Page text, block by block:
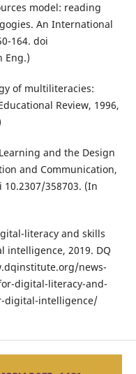
model: reading
An International
164. doi
Eng.)
of multiliteracies:
Review, 1996,
and the Design
and Communication,
10.2307/358703. (In
literacy and skills
intelligence, 2019. DQ
news-
digital-literacy-and-
digital-intelligence/